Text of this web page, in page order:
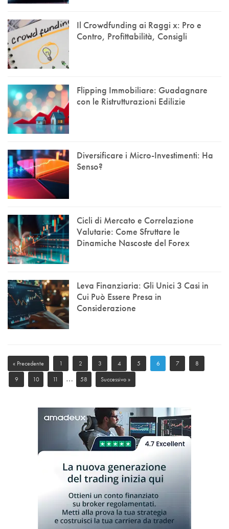
Il Crowdfunding ai Raggi x: Pro e
Contro, Profittabilità, Consigli
Flipping Immobiliare: Guadagnare
con le Ristrutturazioni Edilizie
Diversificare i Micro-Investimenti: Ha
Senso?
Cicli di Mercato e Correlazione
Valutarie: Come Sfruttare le
Dinamiche Nascoste del Forex
Leva Finanziaria: Gli Unici 3 Casi in
Cui Può Essere Presa in
Considerazione
« Precedente 1 2 3 4 5 6 7
8
9
10 11 … 58 Successivo »